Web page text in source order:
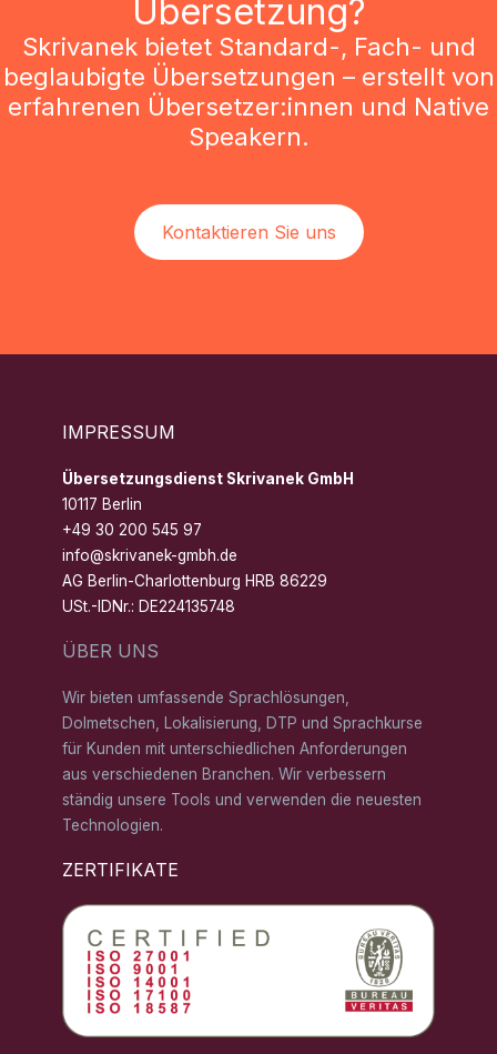
Übersetzung?
Skrivanek bietet Standard-, Fach- und
beglaubigte Übersetzungen – erstellt von
erfahrenen Übersetzer:innen und Native
Speakern.
Kontaktieren Sie uns
IMPRESSUM
Übersetzungsdienst Skrivanek GmbH
10117 Berlin
+49 30 200 545 97
info@skrivanek-gmbh.de
AG Berlin-Charlottenburg HRB 86229
USt.-IDNr.: DE224135748
ÜBER UNS
Wir bieten umfassende Sprachlösungen,
Dolmetschen, Lokalisierung, DTP und Sprachkurse
für Kunden mit unterschiedlichen Anforderungen
aus verschiedenen Branchen. Wir verbessern
ständig unsere Tools und verwenden die neuesten
Technologien.
ZERTIFIKATE